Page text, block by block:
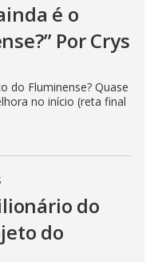
é o
Por Crys
do Fluminense? Quase
no início (reta final
do
do